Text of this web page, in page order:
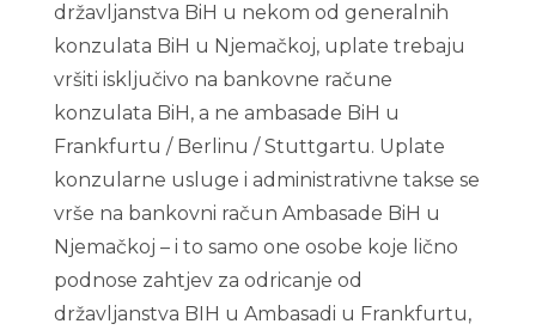
državljanstva BiH u nekom od generalnih
konzulata BiH u Njemačkoj, uplate trebaju
vršiti isključivo na bankovne račune
konzulata BiH, a ne ambasade BiH u
Frankfurtu / Berlinu / Stuttgartu. Uplate
konzularne usluge i administrativne takse se
vrše na bankovni račun Ambasade BiH u
Njemačkoj – i to samo one osobe koje lično
podnose zahtjev za odricanje od
državljanstva BIH u Ambasadi u Frankfurtu,